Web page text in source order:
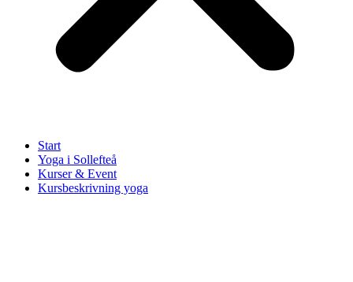
Start
Yoga i Sollefteå
Kurser & Event
Kursbeskrivning yoga